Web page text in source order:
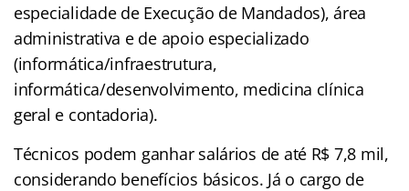
especialidade de Execução de Mandados), área
administrativa e de apoio especializado
(informática/infraestrutura,
informática/desenvolvimento, medicina clínica
geral e contadoria).
Técnicos podem ganhar salários de até R$ 7,8 mil,
considerando benefícios básicos. Já o cargo de